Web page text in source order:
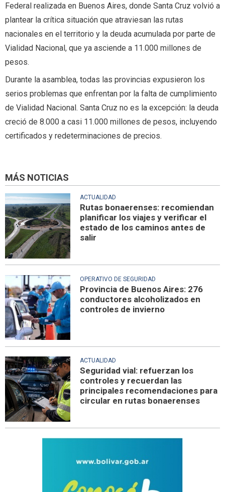
Federal realizada en Buenos Aires, donde Santa Cruz volvió a
plantear la crítica situación que atraviesan las rutas
nacionales en el territorio y la deuda acumulada por parte de
Vialidad Nacional, que ya asciende a 11.000 millones de
pesos.
Durante la asamblea, todas las provincias expusieron los
serios problemas que enfrentan por la falta de cumplimiento
de Vialidad Nacional. Santa Cruz no es la excepción: la deuda
creció de 8.000 a casi 11.000 millones de pesos, incluyendo
certificados y redeterminaciones de precios.
MÁS NOTICIAS
ACTUALIDAD
Rutas bonaerenses: recomiendan
planificar los viajes y verificar el
estado de los caminos antes de
salir
OPERATIVO DE SEGURIDAD
Provincia de Buenos Aires: 276
conductores alcoholizados en
controles de invierno
ACTUALIDAD
Seguridad vial: refuerzan los
controles y recuerdan las
principales recomendaciones para
circular en rutas bonaerenses